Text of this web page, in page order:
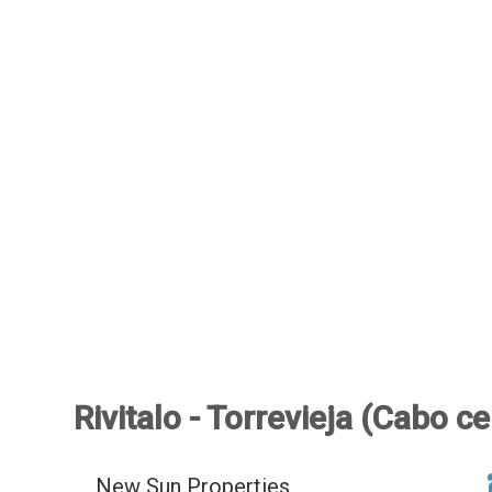
Rivitalo - Torrevieja (Cabo
New Sun Properties